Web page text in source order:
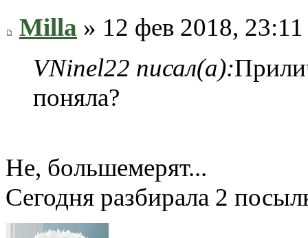
Milla » 12 фев 2018, 23:11
VNinel22 писал(а):
поняла?
Не, большемерят...
Сегодня разбирала 2